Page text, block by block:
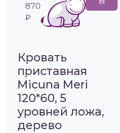
870
₽
Кровать
приставная
Micuna Meri
120*60, 5
уровней ложа,
дерево